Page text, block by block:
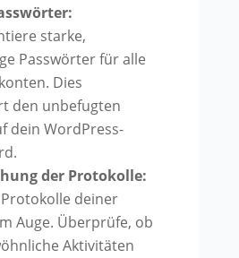
starke,
Passwörter für alle
Dies
den unbefugten
dein WordPress-
der Protokolle:
deiner
Auge. Überprüfe, ob
Aktivitäten